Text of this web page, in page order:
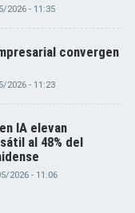
2026 - 11:35
convergen
2026 - 11:23
IA elevan
al 48% del
2026 - 11:06